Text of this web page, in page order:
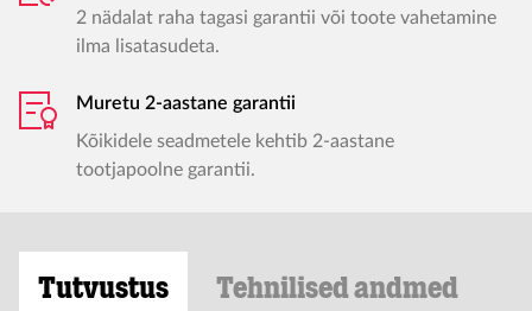
2 nädalat raha tagasi garantii või toote vahetamine
ilma lisatasudeta.
Muretu 2-aastane garantii
Kõikidele seadmetele kehtib 2-aastane
tootjapoolne garantii.
Tutvustus Tehnilised andmed